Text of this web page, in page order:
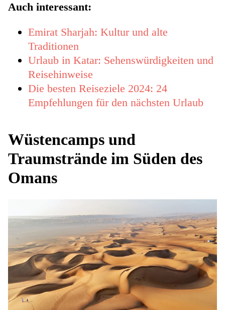
Auch interessant:
Emirat Sharjah: Kultur und alte
Traditionen
Urlaub in Katar: Sehenswürdigkeiten und
Reisehinweise
Die besten Reiseziele 2024: 24
Empfehlungen für den nächsten Urlaub
Wüstencamps und
Traumstrände im Süden des
Omans